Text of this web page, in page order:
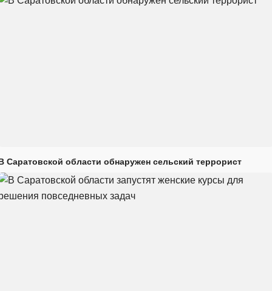
Саратовской области обнаружен сельский террорист